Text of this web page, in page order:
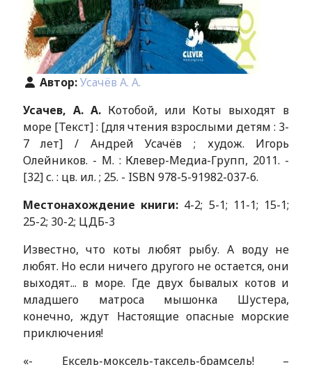
Автор:Усачёв А. А.
Усачев, А. А. Котобой, или Коты выходят в
море [Текст] : [для чтения взрослыми детям : 3-
7 лет] / Андрей Усачёв ; худож. Игорь
Олейников. - М. : Клевер-Медиа-Групп, 2011. -
[32] с. : цв. ил. ; 25. - ISBN 978-5-91982-037-6.
Местонахождение книги: 4-2; 5-1; 11-1; 15-1;
25-2; 30-2; ЦДБ-3
Известно, что коты любят рыбу. А воду не
любят. Но если ничего другого не остается, они
выходят... в море. Где двух бывалых котов и
младшего матроса мышонка Шустера,
конечно, ждут Настоящие опасные морские
приключения!
«- Ексель-моксель-таксель-брамсель! –